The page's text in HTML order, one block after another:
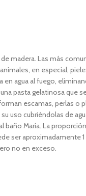
madera. Las más
en especial,
agua al fuego,
pasta gelatinosa que
escamas, perlas o
uso cubriéndolas de
baño María. La
ser aproximadamente 1
no en exceso.